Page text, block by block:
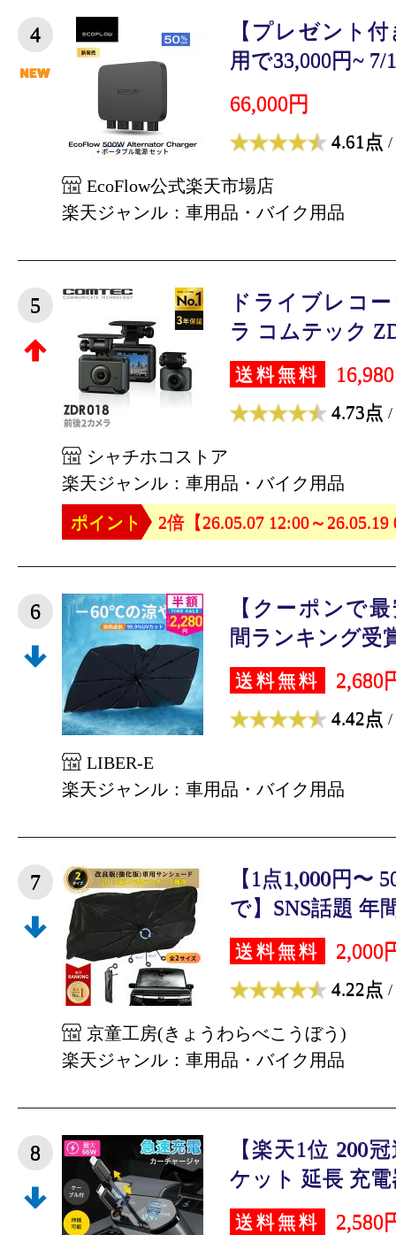
4
【プレゼント
用で33,000円~ 7/
66,000円
4.61点 /
EcoFlow公式楽天市場店
楽天ジャンル：車用品・バイク用品
5
ドライブレコ
ラ コムテック
送料無料
4.73点 /
シャチホコストア
楽天ジャンル：車用品・バイク用品
ポイント
2倍【26.05.07 12:00～26.05.19
6
【クーポンで
間ランキング受
送料無料 2,680
4.42点 /
LIBER-E
楽天ジャンル：車用品・バイク用品
7
【1点1,000円〜
で】SNS話題 年
送料無料 2,000
4.22点 /
京童工房(きょうわらべこうぼう)
楽天ジャンル：車用品・バイク用品
8
【楽天1位 200
ケット 延長 充電
送料無料 2,580